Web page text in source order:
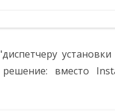
вместо